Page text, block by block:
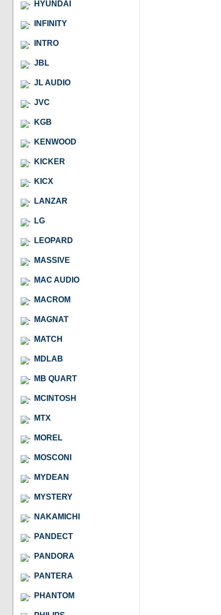
HYUNDAI
INFINITY
INTRO
JBL
JL AUDIO
JVC
KGB
KENWOOD
KICKER
KICX
LANZAR
LG
LEOPARD
MASSIVE
MAC AUDIO
MACROM
MAGNAT
MATCH
MDLAB
MB QUART
MCINTOSH
MTX
MOREL
MOSCONI
MYDEAN
MYSTERY
NAKAMICHI
PANDECT
PANDORA
PANTERA
PHANTOM